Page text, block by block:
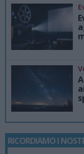
RICORDIAMO I